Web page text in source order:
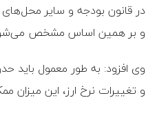
در قانون بودجه و سایر
و بر همین اساس مشخص می‌شود
و تغییرات نرخ ارز، این